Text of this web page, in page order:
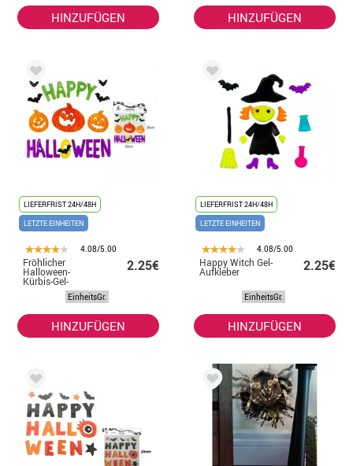
HINZUFÜGEN HINZUFÜGEN
LIEFERFRIST 24H/48H
LETZTE EINHEITEN
4.08/5.00
Fröhlicher
Halloween-
Kürbis-Gel-
2.25€
EinheitsGr.
HINZUFÜGEN
LIEFERFRIST 24H/48H
LETZTE EINHEITEN
4.08/5.00
Happy Witch Gel-
Aufkleber 2.25€
EinheitsGr.
HINZUFÜGEN